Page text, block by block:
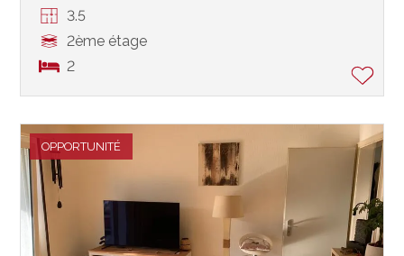
3.5
2ème étage
2
OPPORTUNITÉ